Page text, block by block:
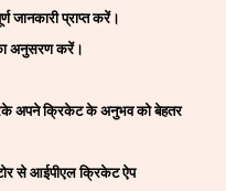
जानकारी प्राप्त करें।
अनुसरण करें।
अपने क्रिकेट के अनुभव को बेहतर
से आईपीएल क्रिकेट ऐप